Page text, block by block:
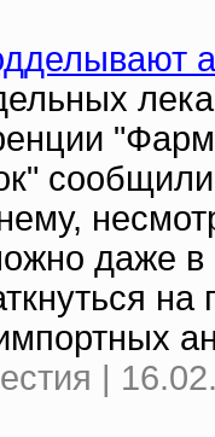
сообщили
даже
на
|